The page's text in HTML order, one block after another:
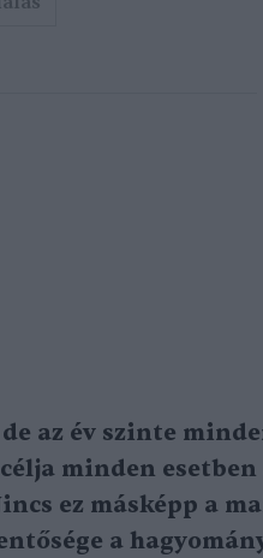
az év szinte
minden
ez másképp a
a